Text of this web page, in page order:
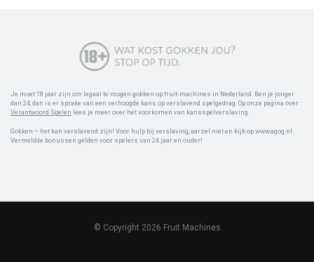
Je moet 18 jaar zijn om legaal te mogen gokken op fruit-machines in Nederland. Ben je jonger
dan 24, dan is er sprake van een verhoogde kans op verslavend spelgedrag. Op onze pagina over
Verantwoord Spelen lees je meer over het voorkomen van kansspelverslaving.
Gokken – het kan verslavend zijn! Voor hulp bij verslaving, aarzel niet en kijk op www.agog.nl.
Vermeldde bonussen gelden voor spelers van 24 jaar en ouder!
© Copyright 2026 Fruit Machines